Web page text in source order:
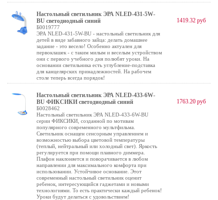
Настольный светильник ЭРА NLED-431-5W-
BU светодиодный синий
Б0019777
ЭРА NLED-431-5W-BU - настольный светильник для
детей в виде забавного зайца: делать домашнее
задание - это весело! Особенно актуален для
первоклашек - с таким милым и веселым устройством
они с первого учебного дня полюбят уроки. На
основании светильника есть углубление-подставка
для канцелярских принадлежностей. На рабочем
столе теперь всегда порядок!
1419.32 руб
Настольный светильник ЭРА NLED-433-6W-
BU ФИКСИКИ светодиодный синий
Б0028462
Настольный светильник ЭРА NLED-433-6W-BU
серии ФИКСИКИ, созданной по мотивам
популярного современного мультфильма.
Светильник оснащен сенсорным управлением и
возможностью выбора цветовой температуры
(теплый, нейтральный или холодный свет). Яркость
регулируется при помощи плавного диммера.
Плафон наклоняется и поворачивается в любом
направлении для максимального комфорта при
использовании. Устойчивое основание. Этот
современный настольный светильник оценит
ребенок, интересующийся гаджетами и новыми
технологиями. То есть практически каждый ребенок!
Уроки будут делаться с удовольствием!
1763.20 руб